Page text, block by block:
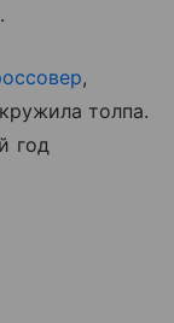
,
толпа.
год